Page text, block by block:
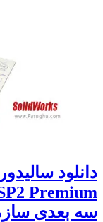
دانلود
سه بعدی